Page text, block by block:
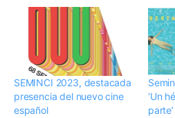
SEMINCI 2023, destacada
presencia del nuevo cine
español
‘Un
parte’